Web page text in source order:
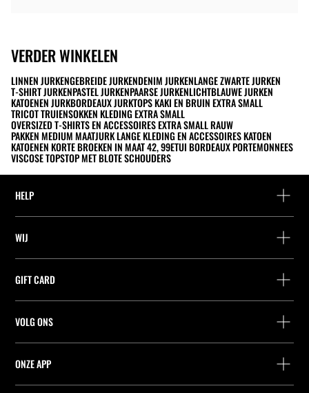
VERDER WINKELEN
LINNEN JURKENGEBREIDE JURKENDENIM JURKENLANGE ZWARTE JURKEN
T-SHIRT JURKENPASTEL JURKENPAARSE JURKENLICHTBLAUWE JURKEN
KATOENEN JURKBORDEAUX JURKTOPS KAKI EN BRUIN EXTRA SMALL
TRICOT TRUIENSOKKEN KLEDING EXTRA SMALL
OVERSIZED T-SHIRTS EN ACCESSOIRES EXTRA SMALL RAUW
PAKKEN MEDIUM MAATJURK LANGE KLEDING EN ACCESSOIRES KATOEN
KATOENEN KORTE BROEKEN IN MAAT 42, 99ETUI BORDEAUX PORTEMONNEES
VISCOSE TOPSTOP MET BLOTE SCHOUDERS
HELP
Leveringspunt zoeken
Retournering als gast
Leveringspunt zoeken
Cookie-voorkeuren
WIJ
Zoek een winkel
Werk bij Stradivarius
GIFT CARD
Saldo Opvragen
VOLG ONS
ONZE APP